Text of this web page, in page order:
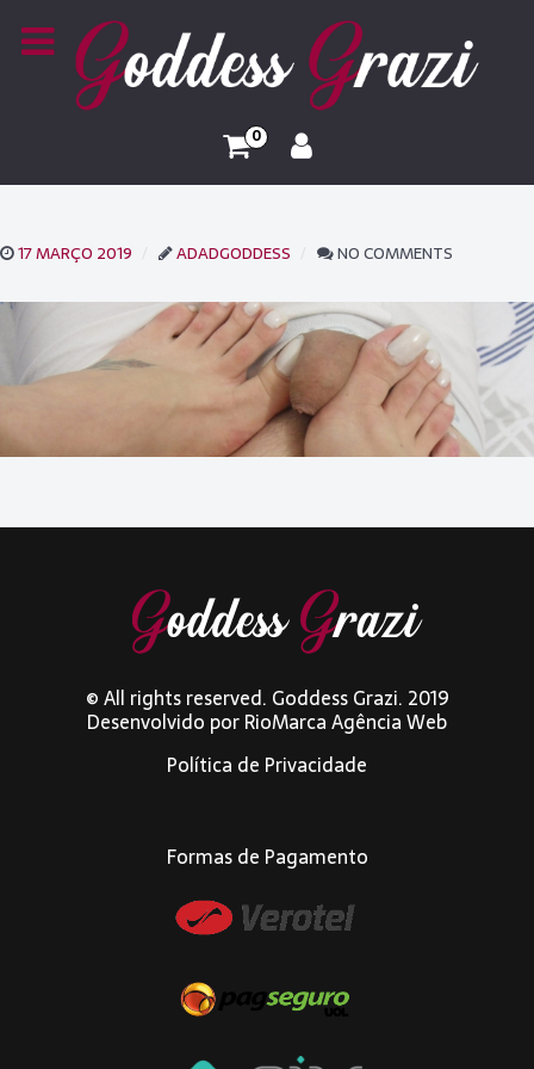
0
17 MARÇO 2019 ADADGODDESS NO COMMENTS
© All rights reserved. Goddess Grazi. 2019
Desenvolvido porRioMarca Agência Web
Política de Privacidade
Formas de Pagamento